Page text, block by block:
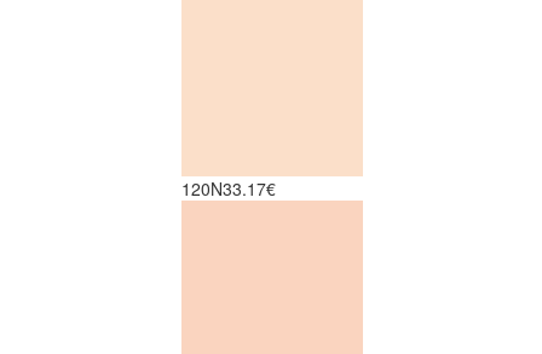
120N33.17€